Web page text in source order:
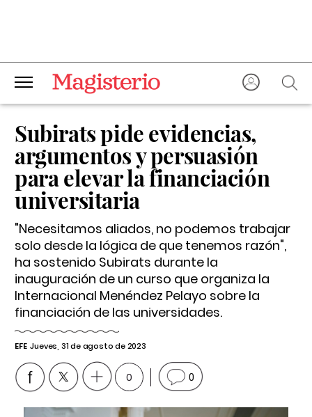
Subirats pide evidencias,
argumentos y persuasión
para elevar la financiación
universitaria
"Necesitamos aliados, no podemos trabajar
solo desde la lógica de que tenemos razón",
ha sostenido Subirats durante la
inauguración de un curso que organiza la
Internacional Menéndez Pelayo sobre la
financiación de las universidades.
EFE Jueves, 31 de agosto de 2023
0 0